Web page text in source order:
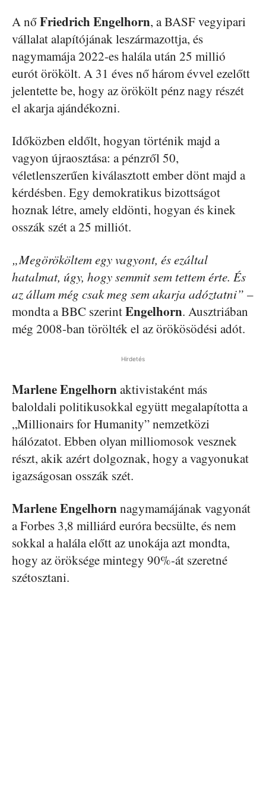
A nőFriedrich Engelhorn, a BASF vegyipari
vállalat alapítójának leszármazottja, és
nagymamája 2022-es halála után 25 millió
eurót örökölt. A 31 éves nő három évvel ezelőtt
jelentette be, hogy az örökölt pénz nagy részét
el akarja ajándékozni.
Időközben eldőlt, hogyan történik majd a
vagyon újraosztása: a pénzről 50,
véletlenszerűen kiválasztott ember dönt majd a
kérdésben. Egy demokratikus bizottságot
hoznak létre, amely eldönti, hogyan és kinek
osszák szét a 25 milliót.
„Megörököltem egy vagyont, és ezáltal
hatalmat, úgy, hogy semmit sem tettem érte. És
az állam még csak meg sem akarja adóztatni” –
mondta a BBC szerintEngelhorn. Ausztriában
még 2008-ban törölték el az örökösödési adót.
Hirdetés
Marlene Engelhornaktivistaként más
baloldali politikusokkal együtt megalapította a
„Millionairs for Humanity” nemzetközi
hálózatot. Ebben olyan milliomosok vesznek
részt, akik azért dolgoznak, hogy a vagyonukat
igazságosan osszák szét.
Marlene Engelhornnagymamájának vagyonát
a Forbes 3,8 milliárd euróra becsülte, és nem
sokkal a halála előtt az unokája azt mondta,
hogy az öröksége mintegy 90%-át szeretné
szétosztani.